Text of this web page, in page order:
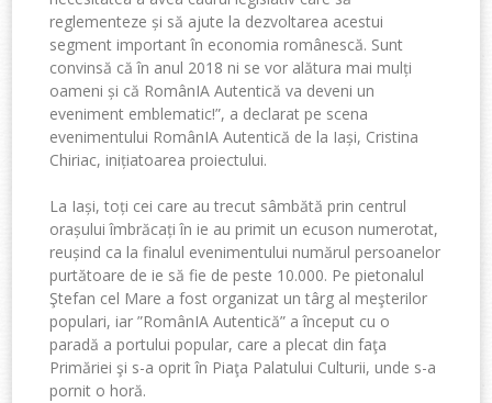
reglementeze și să ajute la dezvoltarea acestui
segment important în economia românescă. Sunt
convinsă că în anul 2018 ni se vor alătura mai mulți
oameni și că RomânIA Autentică va deveni un
eveniment emblematic!”, a declarat pe scena
evenimentului RomânIA Autentică de la Iași, Cristina
Chiriac, inițiatoarea proiectului.
La Iași, toți cei care au trecut sâmbătă prin centrul
orașului îmbrăcați în ie au primit un ecuson numerotat,
reușind ca la finalul evenimentului numărul persoanelor
purtătoare de ie să fie de peste 10.000. Pe pietonalul
Ştefan cel Mare a fost organizat un târg al meşterilor
populari, iar ”RomânIA Autentică” a început cu o
paradă a portului popular, care a plecat din faţa
Primăriei şi s-a oprit în Piaţa Palatului Culturii, unde s-a
pornit o horă.